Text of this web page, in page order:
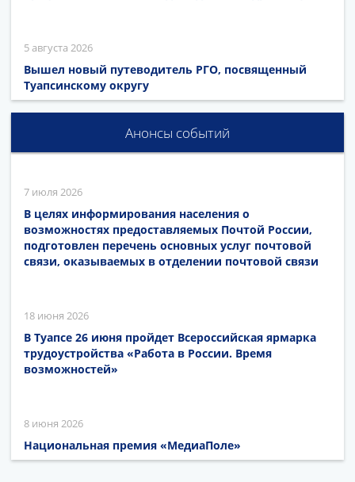
5 августа 2026
Вышел новый путеводитель РГО, посвященный
Туапсинскому округу
Анонсы событий
7 июля 2026
В целях информирования населения о
возможностях предоставляемых Почтой России,
подготовлен перечень основных услуг почтовой
связи, оказываемых в отделении почтовой связи
18 июня 2026
В Туапсе 26 июня пройдет Всероссийская ярмарка
трудоустройства «Работа в России. Время
возможностей»
8 июня 2026
Национальная премия «МедиаПоле»